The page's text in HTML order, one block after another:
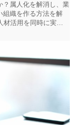
？属人化を解消し、業
組織を作る方法を解
活用を同時に実現